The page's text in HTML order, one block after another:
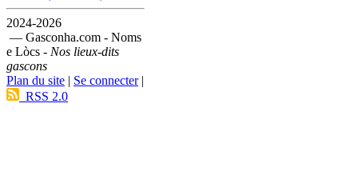
2024-2026
— Gasconha.com - Noms
e Lòcs - Nos lieux-dits
gascons
Plan du site | Se connecter|
RSS 2.0